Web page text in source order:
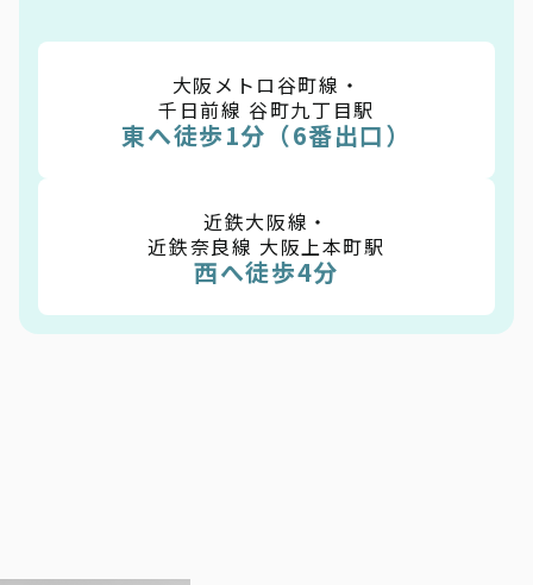
大阪メトロ谷町線・
千日前線 谷町九丁目駅
東へ徒歩1分（6番出口）
近鉄大阪線・
近鉄奈良線 大阪上本町駅
西へ徒歩4分